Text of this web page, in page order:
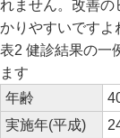
れません。改善
かりやすいですよ
表2 健診結果の
ます
年齢
実施年(平成)